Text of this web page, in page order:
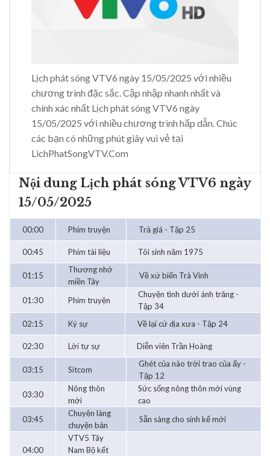
Lịch phát sóng VTV6 ngày 15/05/2025 với nhiều
chương trình đặc sắc. Cập nhập nhanh nhất và
chính xác nhất Lịch phát sóng VTV6 ngày
15/05/2025 với nhiều chương trình hấp dẫn. Chúc
các bạn có những phút giây vui vẻ tại
LichPhatSongVTV.Com
Nội dung Lịch phát sóng VTV6 ngày
15/05/2025
00:00 Phim truyện Trả giá - Tập 25
00:45 Phim tài liệu Tôi sinh năm 1975
01:15
Thương nhớ
miền Tây
Về xứ biển Trà Vinh
01:30 Phim truyện
Chuyện tình dưới ánh trăng -
Tập 34
02:15
Ký sự Về lại cứ địa xưa - Tập 24
02:30 Lời tự sự Diễn viên Trần Hoàng
03:15 Sitcom
Ghét của nào trời trao của ấy -
Tập 12
03:30
Nông thôn
mới
Sức sống nông thôn mới vùng
cao
03:45
Chuyện làng
chuyện bản
Sẵn sàng cho sinh kế mới
04:00
VTV5 Tây
Nam Bộ kết